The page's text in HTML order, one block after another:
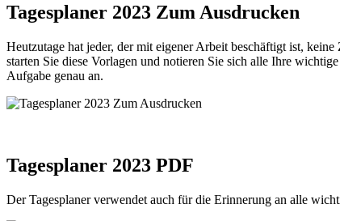
Tagesplaner 2023 Zum Ausdrucken
Heutzutage hat jeder, der mit eigener Arbeit beschäftigt ist,
starten Sie diese Vorlagen und notieren Sie sich alle Ihre
Aufgabe genau an.
Tagesplaner 2023 PDF
Der Tagesplaner verwendet auch für die Erinnerung an alle